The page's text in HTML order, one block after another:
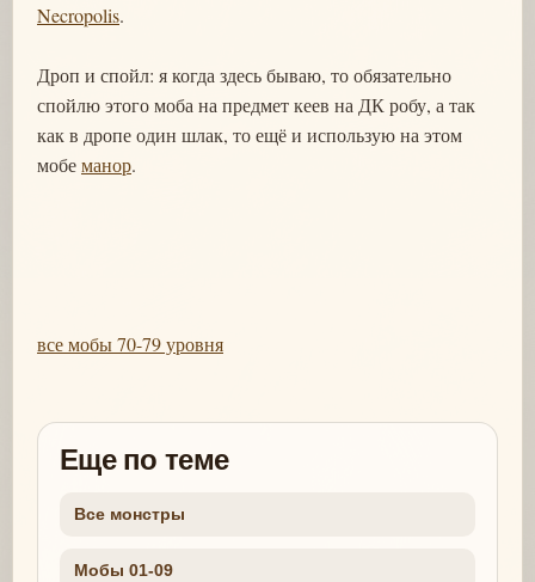
Necropolis.
Дроп и спойл: я когда здесь бываю, то обязательно
спойлю этого моба на предмет кеев на ДК робу, а так
как в дропе один шлак, то ещё и использую на этом
мобеманор.
все мобы 70-79 уровня
Еще по теме
Все монстры
Мобы 01-09